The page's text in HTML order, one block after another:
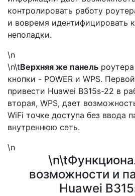
контролировать работу
и вовремя идентифицировать
неполадки.
\n
\n\tВерхняя же панель
кнопки - POWER и WPS.
привести Huawei B315s-22 в
вторая, WPS, дает
WiFi точке доступа без ввода
внутреннюю сеть.
\n
возможности и
Huawei